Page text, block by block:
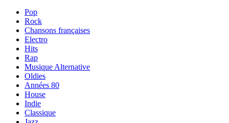
Pop
Rock
Chansons françaises
Electro
Hits
Rap
Musique Alternative
Oldies
Années 80
House
Indie
Classique